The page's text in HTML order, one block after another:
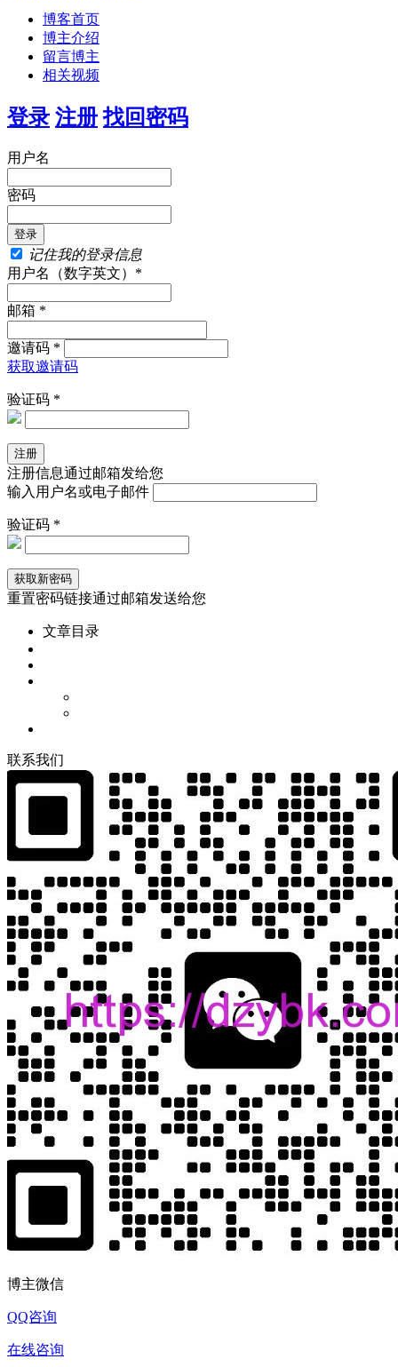
博客首页
博主介绍
留言博主
相关视频
登录 注册 找回密码
用户名
密码
记住我的登录信息
用户名（数字英文）*
邮箱 *
邀请码 *
获取邀请码
验证码 *
注册信息通过邮箱发给您
输入用户名或电子邮件
验证码 *
重置密码链接通过邮箱发送给您
文章目录
联系我们
博主微信
QQ咨询
在线咨询